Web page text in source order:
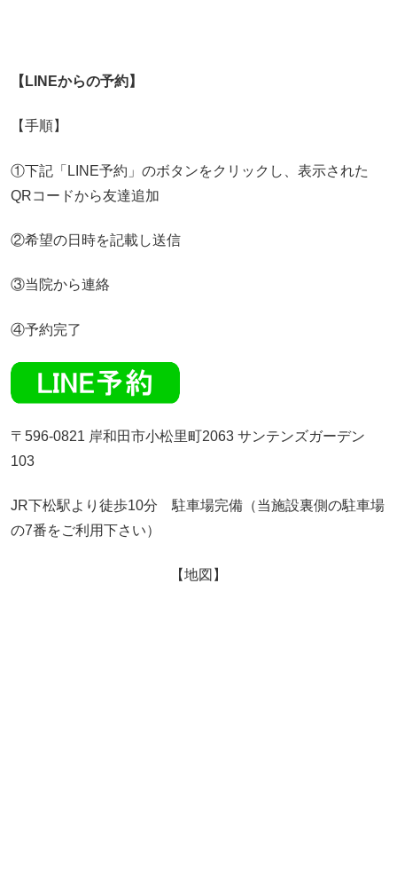
【LINEからの予約】
【手順】
①下記「LINE予約」のボタンをクリックし、表示された
QRコードから友達追加
②希望の日時を記載し送信
③当院から連絡
④予約完了
〒596-0821 岸和田市小松里町2063 サンテンズガーデン
103
JR下松駅より徒歩10分 駐車場完備（当施設裏側の駐車場
の7番をご利用下さい）
【地図】